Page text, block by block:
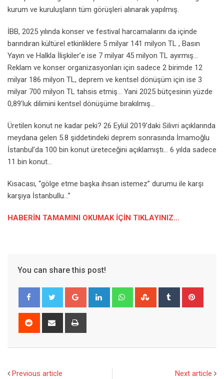
kurum ve kuruluşların tüm görüşleri alınarak yapılmış.
İBB, 2025 yılında konser ve festival harcamalarını da içinde
barındıran kültürel etkinliklere 5 milyar 141 milyon TL , Basın
Yayın ve Halkla İlişkiler’e ise 7 milyar 45 milyon TL ayırmış…
Reklam ve konser organizasyonları için sadece 2 birimde 12
milyar 186 milyon TL, deprem ve kentsel dönüşüm için ise 3
milyar 700 milyon TL tahsis etmiş… Yani 2025 bütçesinin yüzde
0,89’luk dilimini kentsel dönüşüme bırakılmış…
Üretilen konut ne kadar peki? 26 Eylül 2019’daki Silivri açıklarında
meydana gelen 5.8 şiddetindeki deprem sonrasında İmamoğlu
İstanbul’da 100 bin konut üreteceğini açıklamıştı… 6 yılda sadece
11 bin konut…
Kısacası, “gölge etme başka ihsan istemez” durumu ile karşı
karşıya İstanbullu…”
HABERİN TAMAMINI OKUMAK İÇİN TIKLAYINIZ…
You can share this post!
Google+ LinkedIn WhatsappStumbleUpon
Tumblr
Reddit
Share
Previous article Next article